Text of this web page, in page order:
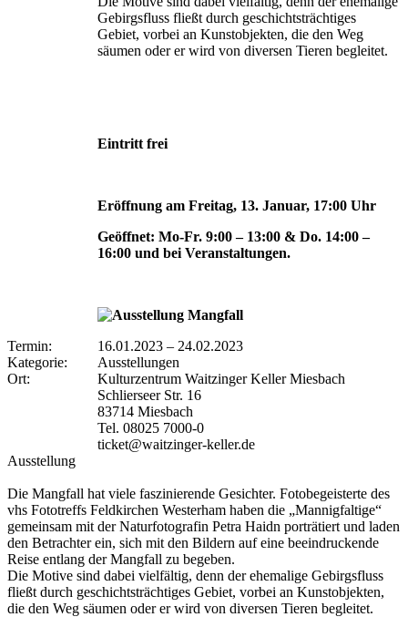
Gebirgsfluss fließt durch geschichtsträchtiges
Gebiet, vorbei an Kunstobjekten, die den Weg
säumen oder er wird von diversen Tieren begleitet.
Eintritt frei
Eröffnung am Freitag, 13. Januar, 17:00 Uhr
Geöffnet: Mo-Fr. 9:00 – 13:00 & Do. 14:00 –
16:00 und bei Veranstaltungen.
Termin: 16.01.2023 – 24.02.2023
Kategorie:
Ausstellungen
Ort:
Kulturzentrum Waitzinger Keller Miesbach
Schlierseer Str. 16
83714 Miesbach
Tel. 08025 7000-0
ticket@waitzinger-keller.de
Ausstellung
Die Mangfall hat viele faszinierende Gesichter. Fotobegeisterte des
vhs Fototreffs Feldkirchen Westerham haben die „Mannigfaltige“
gemeinsam mit der Naturfotografin Petra Haidn porträtiert und laden
den Betrachter ein, sich mit den Bildern auf eine beeindruckende
Reise entlang der Mangfall zu begeben.
Die Motive sind dabei vielfältig, denn der ehemalige Gebirgsfluss
fließt durch geschichtsträchtiges Gebiet, vorbei an Kunstobjekten,
die den Weg säumen oder er wird von diversen Tieren begleitet.